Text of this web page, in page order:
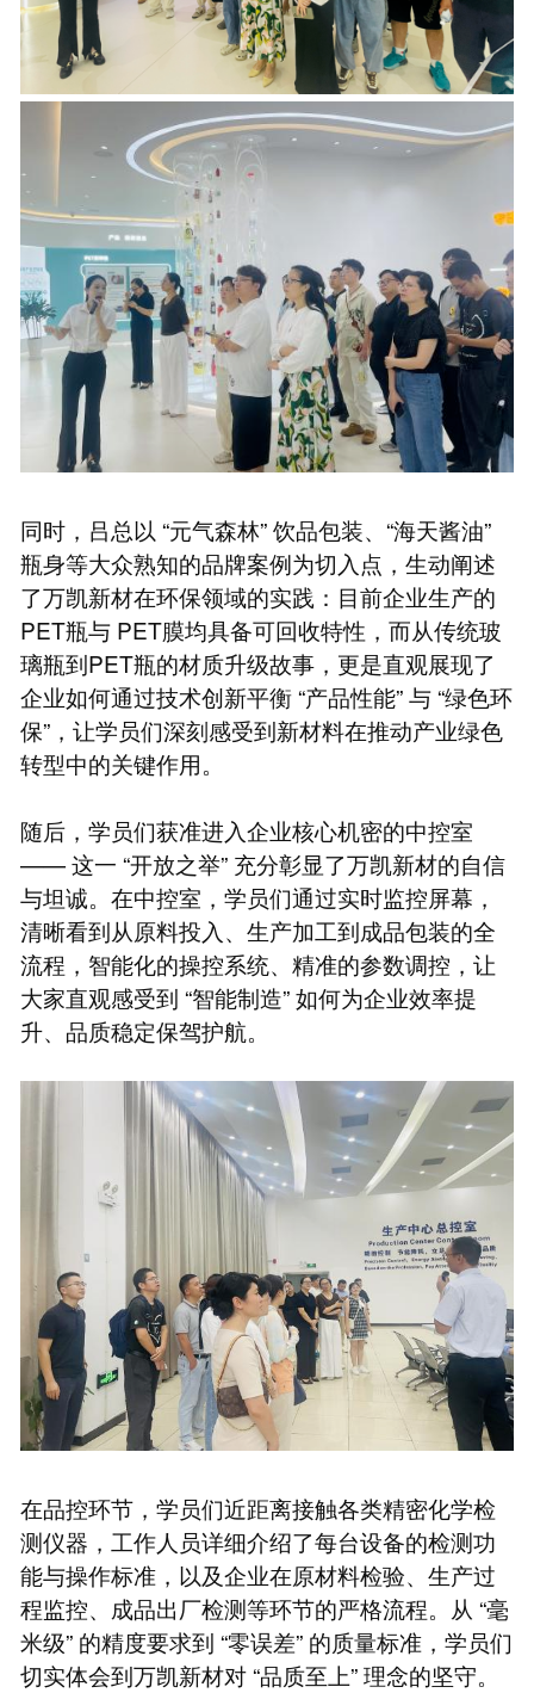
同时，吕总以 “元气森林” 饮品包装、“海天酱油”
瓶身等大众熟知的品牌案例为切入点，生动阐述
了万凯新材在环保领域的实践：目前企业生产的
PET瓶与 PET膜均具备可回收特性，而从传统玻
璃瓶到PET瓶的材质升级故事，更是直观展现了
企业如何通过技术创新平衡 “产品性能” 与 “绿色环
保”，让学员们深刻感受到新材料在推动产业绿色
转型中的关键作用。
随后，学员们获准进入企业核心机密的中控室
—— 这一 “开放之举” 充分彰显了万凯新材的自信
与坦诚。在中控室，学员们通过实时监控屏幕，
清晰看到从原料投入、生产加工到成品包装的全
流程，智能化的操控系统、精准的参数调控，让
大家直观感受到 “智能制造” 如何为企业效率提
升、品质稳定保驾护航。
在品控环节，学员们近距离接触各类精密化学检
测仪器，工作人员详细介绍了每台设备的检测功
能与操作标准，以及企业在原材料检验、生产过
程监控、成品出厂检测等环节的严格流程。从 “毫
米级” 的精度要求到 “零误差” 的质量标准，学员们
切实体会到万凯新材对 “品质至上” 理念的坚守。